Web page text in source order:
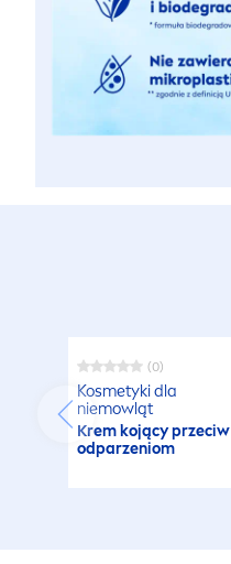
(0)
Kosmetyki dla
niemowląt
Krem kojący przeciw
odparzeniom